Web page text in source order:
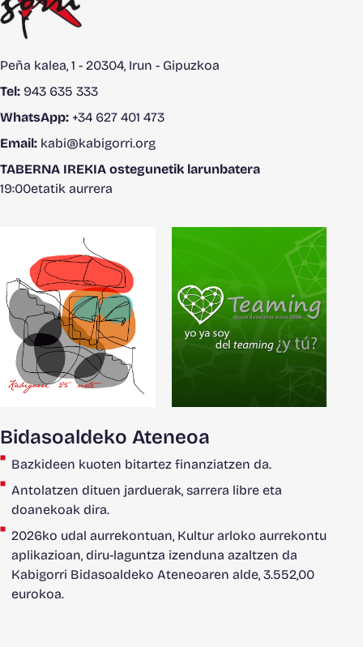
Peña kalea, 1 - 20304, Irun - Gipuzkoa
Tel: 943 635 333
WhatsApp: +34 627 401 473
Email: kabi@kabigorri.org
TABERNA IREKIA ostegunetik larunbatera
19:00etatik aurrera
Bidasoaldeko Ateneoa
Bazkideen kuoten bitartez finanziatzen da.
Antolatzen dituen jarduerak, sarrera libre eta
doanekoak dira.
2026ko udal aurrekontuan, Kultur arloko aurrekontu
aplikazioan, diru-laguntza izenduna azaltzen da
Kabigorri Bidasoaldeko Ateneoaren alde, 3.552,00
eurokoa.